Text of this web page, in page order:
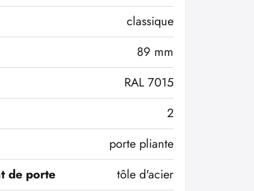
classique
89 mm
RAL 7015
2
porte pliante
de porte
tôle d'acier